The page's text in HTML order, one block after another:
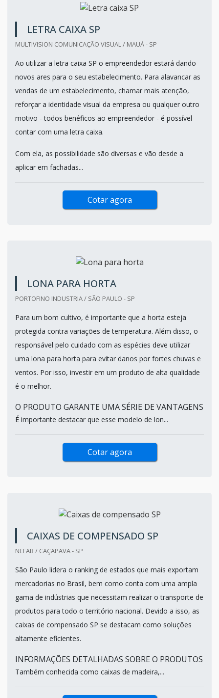
LETRA CAIXA SP
MULTIVISION COMUNICAÇÃO VISUAL / MAUÁ - SP
Ao utilizar a letra caixa SP o empreendedor estará dando
novos ares para o seu estabelecimento. Para alavancar as
vendas de um estabelecimento, chamar mais atenção,
reforçar a identidade visual da empresa ou qualquer outro
motivo - todos benéficos ao empreendedor - é possível
contar com uma letra caixa.
Com ela, as possibilidade são diversas e vão desde a
aplicar em fachadas...
Cotar agora
LONA PARA HORTA
PORTOFINO INDUSTRIA / SÃO PAULO - SP
Para um bom cultivo, é importante que a horta esteja
protegida contra variações de temperatura. Além disso, o
responsável pelo cuidado com as espécies deve utilizar
uma lona para horta para evitar danos por fortes chuvas e
ventos. Por isso, investir em um produto de alta qualidade
é o melhor.
O PRODUTO GARANTE UMA SÉRIE DE VANTAGENS
É importante destacar que esse modelo de lon...
Cotar agora
CAIXAS DE COMPENSADO SP
NEFAB / CAÇAPAVA - SP
São Paulo lidera o ranking de estados que mais exportam
mercadorias no Brasil, bem como conta com uma ampla
gama de indústrias que necessitam realizar o transporte de
produtos para todo o território nacional. Devido a isso, as
caixas de compensado SP se destacam como soluções
altamente eficientes.
INFORMAÇÕES DETALHADAS SOBRE O PRODUTOS
Também conhecida como caixas de madeira,...